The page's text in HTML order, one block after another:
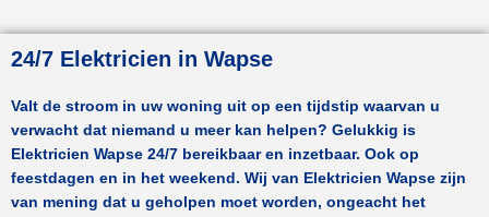
24/7 Elektricien in Wapse
Valt de stroom in uw woning uit op een tijdstip waarvan u
verwacht dat niemand u meer kan helpen? Gelukkig is
Elektricien Wapse 24/7 bereikbaar en inzetbaar. Ook op
feestdagen en in het weekend. Wij van Elektricien Wapse zijn
van mening dat u geholpen moet worden, ongeacht het